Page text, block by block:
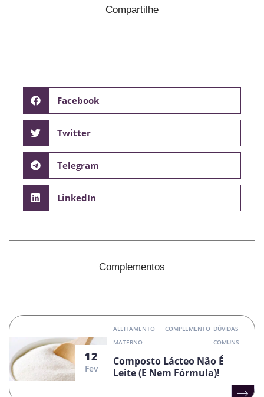
Compartilhe
Facebook
Twitter
Telegram
LinkedIn
Complementos
12
Fev
ALEITAMENTO
MATERNO
COMPLEMENTO DÚVIDAS
COMUNS
Composto Lácteo Não É
Leite (e Nem Fórmula)!